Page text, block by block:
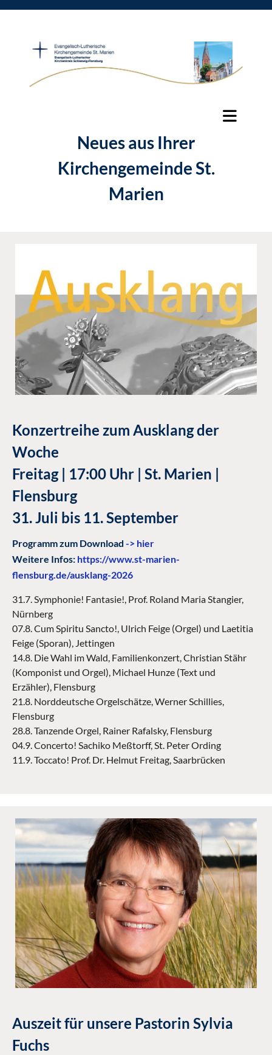
Neues aus Ihrer
Kirchengemeinde St.
Marien
Konzertreihe zum Ausklang der
Woche
Freitag | 17:00 Uhr | St. Marien |
Flensburg
31. Juli bis 11. September
Programm zum Download -> hier
Weitere Infos: https://www.st-marien-
flensburg.de/ausklang-2026
31.7. Symphonie! Fantasie!, Prof. Roland Maria Stangier,
Nürnberg
07.8. Cum Spiritu Sancto!, Ulrich Feige (Orgel) und Laetitia
Feige (Sporan), Jettingen
14.8. Die Wahl im Wald, Familienkonzert, Christian Stähr
(Komponist und Orgel), Michael Hunze (Text und
Erzähler), Flensburg
21.8. Norddeutsche Orgelschätze, Werner Schillies,
Flensburg
28.8. Tanzende Orgel, Rainer Rafalsky, Flensburg
04.9. Concerto! Sachiko Meßtorff, St. Peter Ording
11.9. Toccato! Prof. Dr. Helmut Freitag, Saarbrücken
Auszeit für unsere Pastorin Sylvia
Fuchs